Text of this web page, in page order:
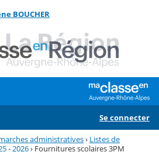
BOUCHER
Se connecter
administratives› Listes de
- 2026› Fournitures scolaires 3PM